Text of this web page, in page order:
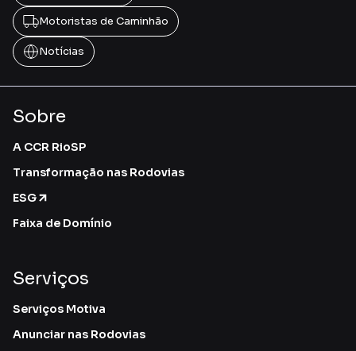
Motoristas de Caminhão
Notícias
Sobre
A CCR RioSP
Transformação nas Rodovias
ESG
Faixa de Domínio
Serviços
Serviços Motiva
Anunciar nas Rodovias